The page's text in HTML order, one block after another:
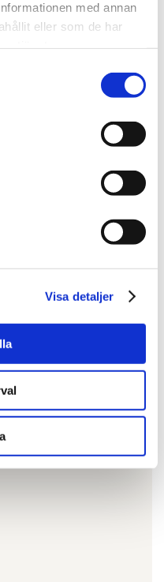
med annan
eller som de har
Visa detaljer
Analys